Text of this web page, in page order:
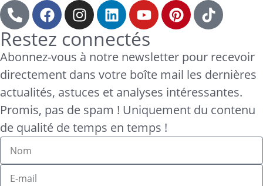
Restez connectés
Abonnez-vous à notre newsletter pour recevoir
directement dans votre boîte mail les dernières
actualités, astuces et analyses intéressantes.
Promis, pas de spam ! Uniquement du contenu
de qualité de temps en temps !